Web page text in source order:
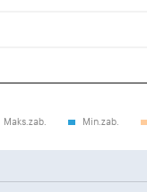
Maks.zab. Min.zab.